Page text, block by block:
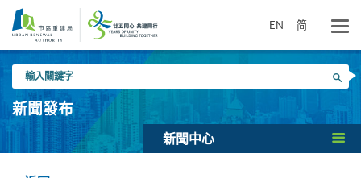
要
EN 简
入
關
鍵
搜尋
新聞發布
新聞中心